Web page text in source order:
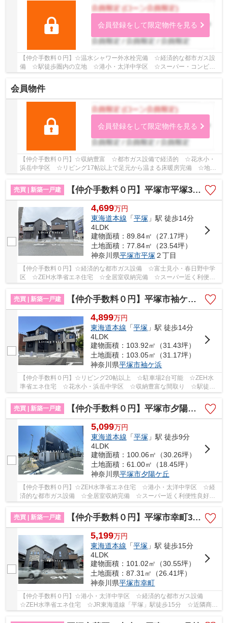
会員登録をして限定物件を見る
【仲介手数料０円】☆温水シャワー外水栓完備 ☆経済的な都市ガス設
備 ☆駅徒歩圏内の立地 ☆港小・太洋中学区 ☆スーパー・コンビニ
会員物件
会員登録をして限定物件を見る
【仲介手数料０円】☆収納豊富 ☆都市ガス設備で経済的 ☆花水小・
浜岳中学区 ☆リビング17帖以上で足元から温まる床暖房完備 ☆地盤
保証20年 ☆スーパー・コンビニ・ドラックストアも...
売買 | 新築一戸建
【仲介手数料０円】平塚市平塚3期 新築一戸建て 全2棟
4,699万円
東海道本線 「平塚 」駅 徒歩14分
4LDK
建物面積：89.84㎡（27.17坪）
土地面積：77.84㎡（23.54坪）
神奈川県平塚市平塚 ２丁目
【仲介手数料０円】☆経済的な都市ガス設備 ☆富士見小・春日野中学
区 ☆ZEH水準省エネ住宅 ☆全居室収納完備 ☆スーパー近く利便性
良好 ☆南道路につき陽当り良好♪ 【平塚市の新築一戸...
売買 | 新築一戸建
【仲介手数料０円】平塚市袖ケ浜4期 新築一戸建て 全3棟
4,899万円
東海道本線 「平塚 」駅 徒歩14分
4LDK
建物面積：103.92㎡（31.43坪）
土地面積：103.05㎡（31.17坪）
神奈川県平塚市袖ケ浜
【仲介手数料０円】☆リビング20帖以上 ☆駐車場2台可能 ☆ZEH水
準省エネ住宅 ☆花水小・浜岳中学区 ☆収納豊富な間取り ☆駅徒歩
14分の立地 ☆地盤保証10年♪ 【平塚市の新築一戸建ての...
売買 | 新築一戸建
【仲介手数料０円】平塚市夕陽ケ丘2期 新築一戸建て 1号棟 全2棟
5,099万円
東海道本線 「平塚 」駅 徒歩9分
4LDK
建物面積：100.06㎡（30.26坪）
土地面積：61.00㎡（18.45坪）
神奈川県平塚市夕陽ケ丘
【仲介手数料０円】☆ZEH水準省エネ住宅 ☆港小・太洋中学区 ☆経
済的な都市ガス設備 ☆全居室収納完備 ☆スーパー近く利便性良好
☆地盤保証10年 ☆リビング広々18帖以上♪ 【平塚市の...
売買 | 新築一戸建
【仲介手数料０円】平塚市幸町3期 新築一戸建て 全2棟
5,199万円
東海道本線 「平塚 」駅 徒歩15分
4LDK
建物面積：101.02㎡（30.55坪）
土地面積：87.31㎡（26.41坪）
神奈川県平塚市幸町
【仲介手数料０円】☆港小・太洋中学区 ☆経済的な都市ガス設備
☆ZEH水準省エネ住宅 ☆JR東海道線「平塚」駅徒歩15分 ☆近隣商業